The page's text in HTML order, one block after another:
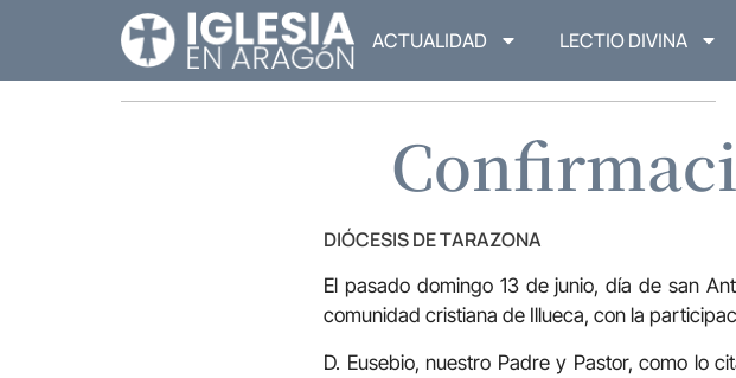
ACTUALIDAD LECTIO DIVINA
DIÓCESIS DE TARAZONA
El pasado domingo 13 de junio, día de san
comunidad cristiana de Illueca, con la
D. Eusebio, nuestro Padre y Pastor, como lo